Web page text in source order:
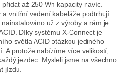
až 250 Wh kapacity navíc.
a vnitřní vedení kabeláže podtrhují
už z výroby a rám je
Díky systému X-Connect je
světla ACID otázkou jediného
A protože nabízíme více velikostí,
jezdec. Mysleli jsme na všechno
jízdu.